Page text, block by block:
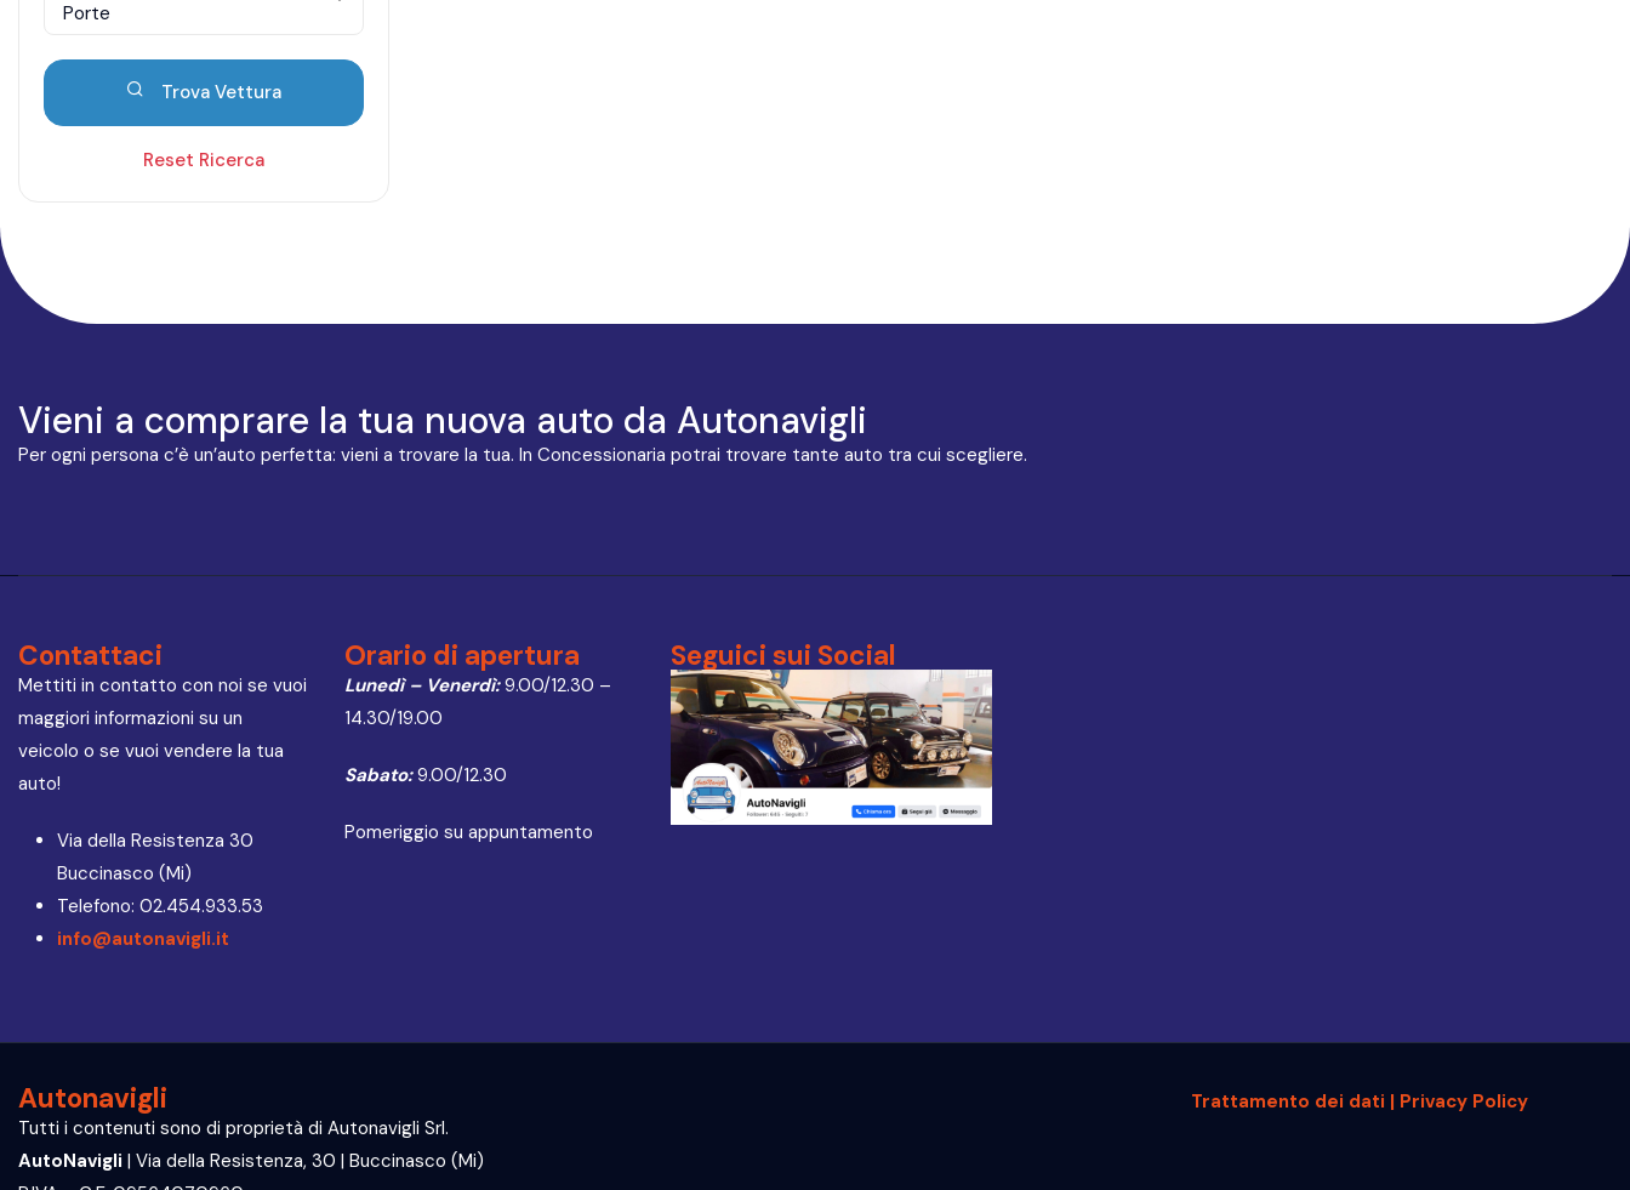
Porte
Trova Vettura
Reset Ricerca
Vieni a comprare la tua nuova auto da Autonavigli
Per ogni persona c’è un’auto perfetta: vieni a trovare la tua. In Concessionaria potrai trovare tante auto tra cui scegliere.
Contattaci
Mettiti in contatto con noi se vuoi
maggiori informazioni su un
veicolo o se vuoi vendere la tua
auto!
Via della Resistenza 30
Buccinasco (Mi)
Telefono: 02.454.933.53
info@autonavigli.it
Orario di apertura
Lunedì – Venerdì:9.00/12.30 –
14.30/19.00
Sabato:9.00/12.30
Pomeriggio su appuntamento
Seguici sui Social
Autonavigli
Tutti i contenuti sono di proprietà di Autonavigli Srl.
AutoNavigli | Via della Resistenza, 30 | Buccinasco (Mi)
Trattamento dei dati | Privacy Policy